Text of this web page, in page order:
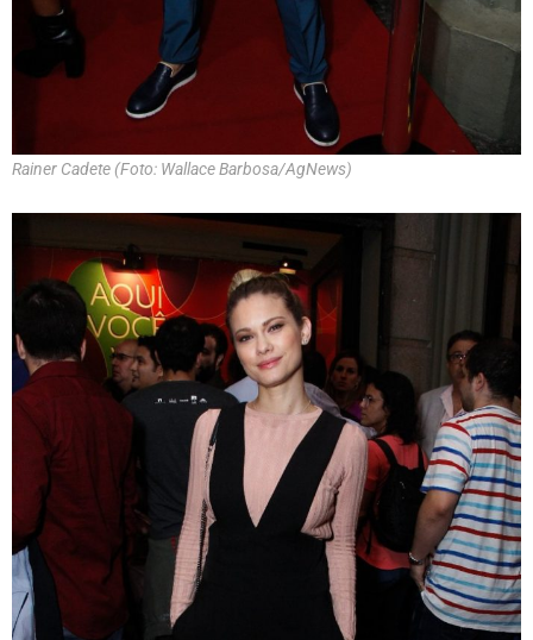
Rainer Cadete (Foto: Wallace Barbosa/AgNews)